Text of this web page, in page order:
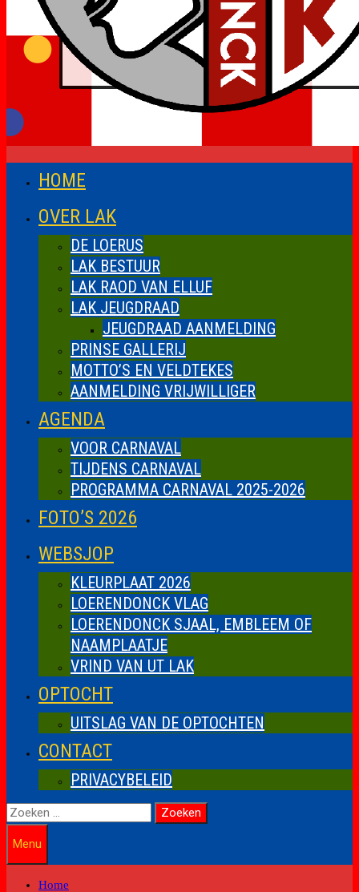
HOME
OVER LAK
DE LOERUS
LAK BESTUUR
LAK RAOD VAN ELLUF
LAK JEUGDRAAD
JEUGDRAAD AANMELDING
PRINSE GALLERIJ
MOTTO’S EN VELDTEKES
AANMELDING VRIJWILLIGER
AGENDA
VOOR CARNAVAL
TIJDENS CARNAVAL
PROGRAMMA CARNAVAL 2025-2026
FOTO’S 2026
WEBSJOP
KLEURPLAAT 2026
LOERENDONCK VLAG
LOERENDONCK SJAAL, EMBLEEM OF
NAAMPLAATJE
VRIND VAN UT LAK
OPTOCHT
UITSLAG VAN DE OPTOCHTEN
CONTACT
PRIVACYBELEID
Zoeken
naar:
Menu
Home